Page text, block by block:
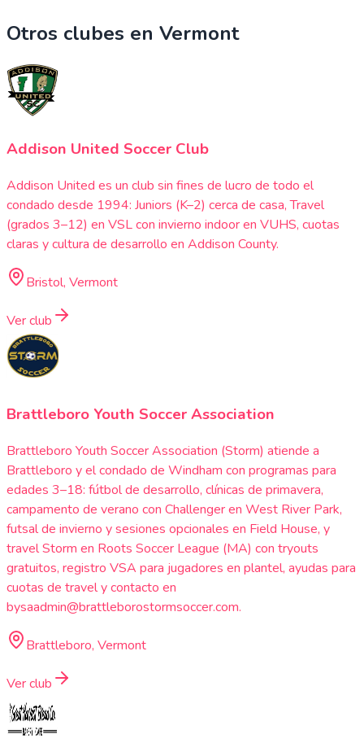
Otros clubes en Vermont
Addison United Soccer Club
Addison United es un club sin fines de lucro de todo el
condado desde 1994: Juniors (K–2) cerca de casa, Travel
(grados 3–12) en VSL con invierno indoor en VUHS, cuotas
claras y cultura de desarrollo en Addison County.
Bristol, Vermont
Ver club
Brattleboro Youth Soccer Association
Brattleboro Youth Soccer Association (Storm) atiende a
Brattleboro y el condado de Windham con programas para
edades 3–18: fútbol de desarrollo, clínicas de primavera,
campamento de verano con Challenger en West River Park,
futsal de invierno y sesiones opcionales en Field House, y
travel Storm en Roots Soccer League (MA) con tryouts
gratuitos, registro VSA para jugadores en plantel, ayudas para
cuotas de travel y contacto en
bysaadmin@brattleborostormsoccer.com.
Brattleboro, Vermont
Ver club